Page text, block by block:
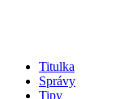
Titulka
Správy
Tipy